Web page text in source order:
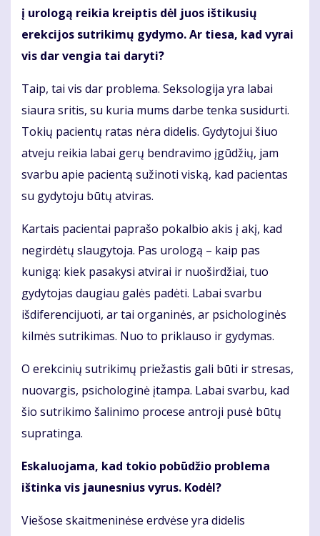
į urologą reikia kreiptis dėl juos ištikusių
erekcijos sutrikimų gydymo. Ar tiesa, kad vyrai
vis dar vengia tai daryti?
Taip, tai vis dar problema. Seksologija yra labai
siaura sritis, su kuria mums darbe tenka susidurti.
Tokių pacientų ratas nėra didelis. Gydytojui šiuo
atveju reikia labai gerų bendravimo įgūdžių, jam
svarbu apie pacientą sužinoti viską, kad pacientas
su gydytoju būtų atviras.
Kartais pacientai paprašo pokalbio akis į akį, kad
negirdėtų slaugytoja. Pas urologą – kaip pas
kunigą: kiek pasakysi atvirai ir nuoširdžiai, tuo
gydytojas daugiau galės padėti. Labai svarbu
išdiferencijuoti, ar tai organinės, ar psichologinės
kilmės sutrikimas. Nuo to priklauso ir gydymas.
O erekcinių sutrikimų priežastis gali būti ir stresas,
nuovargis, psichologinė įtampa. Labai svarbu, kad
šio sutrikimo šalinimo procese antroji pusė būtų
supratinga.
Eskaluojama, kad tokio pobūdžio problema
ištinka vis jaunesnius vyrus. Kodėl?
Viešose skaitmeninėse erdvėse yra didelis